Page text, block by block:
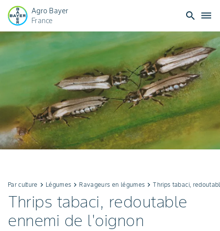
Agro Bayer
France
search dehaze
Par culture keyboard_arrow_right Légumes keyboard_arrow_right Ravageurs en légumes keyboard_arrow_rightThrips tabaci,
Thrips tabaci, redoutable
ennemi de l'oignon